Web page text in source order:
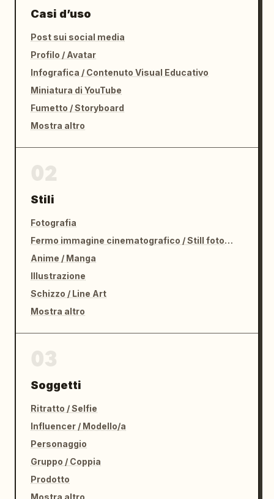
Casi d’uso
Post sui social media
Profilo / Avatar
Infografica / Contenuto Visual Educativo
Miniatura di YouTube
Fumetto / Storyboard
Mostra altro
Stili
Fotografia
Fermo immagine cinematografico / Still fotografico
Anime / Manga
Illustrazione
Schizzo / Line Art
Mostra altro
Soggetti
Ritratto / Selfie
Influencer / Modello/a
Personaggio
Gruppo / Coppia
Prodotto
Mostra altro